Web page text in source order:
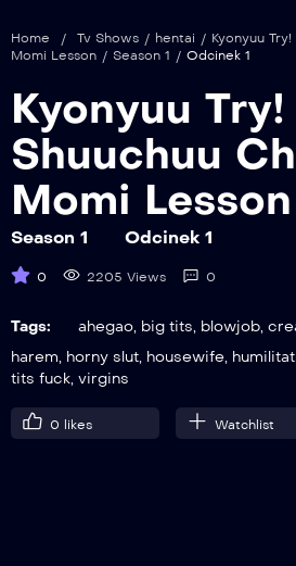
Home / Tv Shows / hentai / Kyonyuu
Momi Lesson / Season 1 / Odcinek 1
Kyonyuu Try!
Shuuchuu
Momi Lesson
Season 1 Odcinek 1
0 2205 Views 0
Tags: ahegao, big tits, blowjob,
harem, horny slut, housewife,
tits fuck, virgins
0 likes Watchlist